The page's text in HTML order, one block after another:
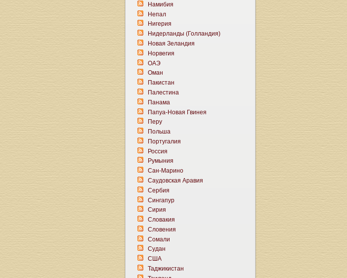
Намибия
Непал
Нигерия
Нидерланды (Голландия)
Новая Зеландия
Норвегия
ОАЭ
Оман
Пакистан
Палестина
Панама
Папуа-Новая Гвинея
Перу
Польша
Португалия
Россия
Румыния
Сан-Марино
Саудовская Аравия
Сербия
Сингапур
Сирия
Словакия
Словения
Сомали
Судан
США
Таджикистан